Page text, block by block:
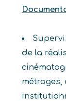
de la
métrages,